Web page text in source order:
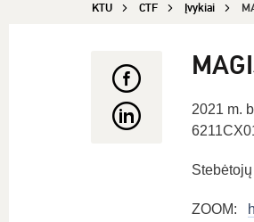
KTU CTF Įvykiai
2021 m.
ZOOM: